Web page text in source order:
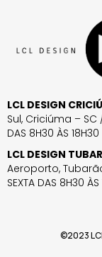
LCL DESIGN
Sul, Criciúma – SC
DAS 8H30 ÀS
LCL DESIGN
Aeroporto,
SEXTA DAS 8H30
©2023